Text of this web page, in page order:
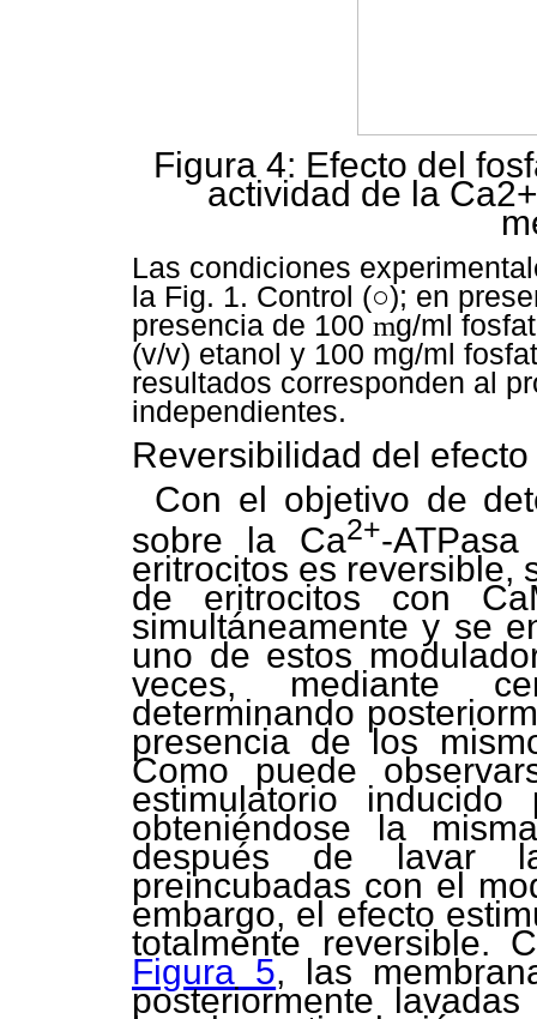
Figura 4: Efecto del
actividad de la
Las condiciones
la Fig. 1. Control (○); en
presencia de 100 mg/ml
(v/v) etanol y 100 mg/ml
resultados corresponden al
independientes.
Reversibilidad del
Con el objetivo de
sobre la Ca2+-
eritrocitos es reversible,
de eritrocitos con
simultáneamente y se
uno de estos
veces, mediante
determinando
presencia de los
Como puede
estimulatorio
obteniéndose la
después de lavar
preincubadas con el
embargo, el efecto
totalmente reversible.
Figura 5, las
posteriormente